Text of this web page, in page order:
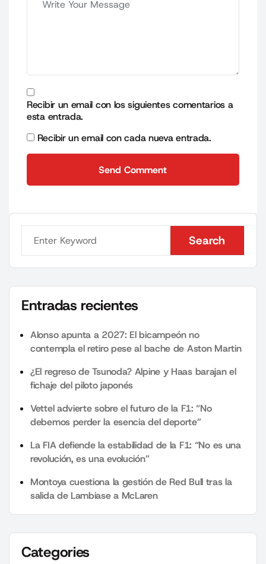
Recibir un email con los siguientes comentarios a
esta entrada.
Recibir un email con cada nueva entrada.
Send Comment
Search
Search
Entradas recientes
Alonso apunta a 2027: El bicampeón no
contempla el retiro pese al bache de Aston Martin
¿El regreso de Tsunoda? Alpine y Haas barajan el
fichaje del piloto japonés
Vettel advierte sobre el futuro de la F1: “No
debemos perder la esencia del deporte”
La FIA defiende la estabilidad de la F1: “No es una
revolución, es una evolución”
Montoya cuestiona la gestión de Red Bull tras la
salida de Lambiase a McLaren
Categories